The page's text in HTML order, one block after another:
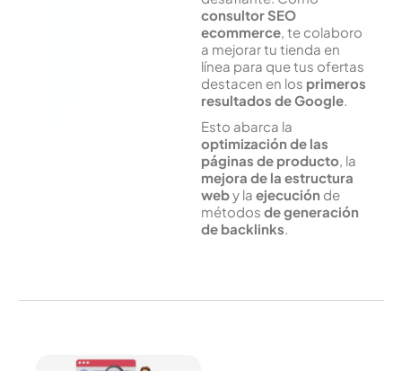
consultor SEO
ecommerce, te colaboro
a mejorar tu tienda en
línea para que tus ofertas
destacen en los primeros
resultados de Google.
Esto abarca la
optimización de las
páginas de producto, la
mejora de la estructura
weby la ejecución de
métodos degeneración
de backlinks.